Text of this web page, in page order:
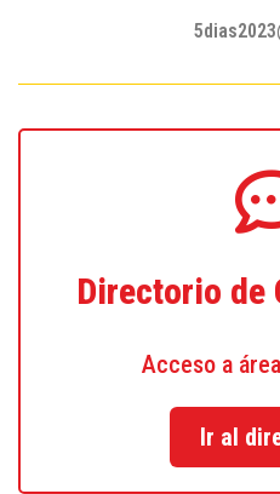
Directorio de
Acceso a
Ir al